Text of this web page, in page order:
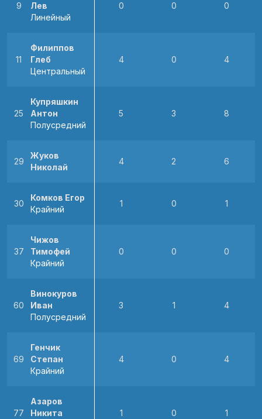
9
Лев
Линейный
0 0 0
11
Филиппов
Глеб
Центральный
4 0 4
25
Купряшкин
Антон
Полусредний
5 3 8
29
Жуков
Николай
4 2 6
30
Комков Егор
Крайний
1 0 1
37
Чижов
Тимофей
Крайний
0 0 0
60
Винокуров
Иван
Полусредний
3 1 4
69
Генчик
Степан
Крайний
4 0 4
77
Азаров
Никита
1 0 1